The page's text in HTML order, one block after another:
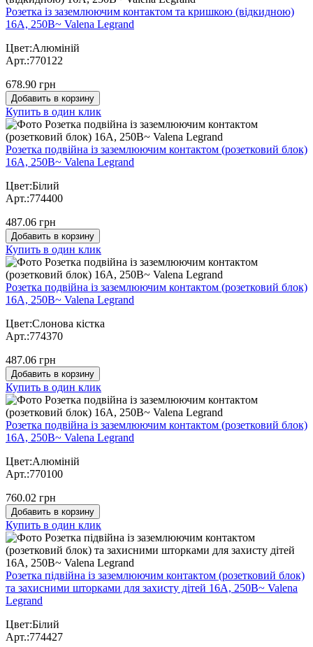
Розетка із заземлюючим контактом та кришкою (відкидною)
16А, 250В~ Valena Legrand
Цвет:Алюміній
Арт.:770122
678.90 грн
Добавить в корзину
Купить в один клик
Розетка подвійна із заземлюючим контактом (розетковий блок)
16А, 250В~ Valena Legrand
Цвет:Білий
Арт.:774400
487.06 грн
Добавить в корзину
Купить в один клик
Розетка подвійна із заземлюючим контактом (розетковий блок)
16А, 250В~ Valena Legrand
Цвет:Слонова кістка
Арт.:774370
487.06 грн
Добавить в корзину
Купить в один клик
Розетка подвійна із заземлюючим контактом (розетковий блок)
16А, 250В~ Valena Legrand
Цвет:Алюміній
Арт.:770100
760.02 грн
Добавить в корзину
Купить в один клик
Розетка підвійна із заземлюючим контактом (розетковий блок)
та захисними шторками для захисту дітей 16А, 250В~ Valena
Legrand
Цвет:Білий
Арт.:774427